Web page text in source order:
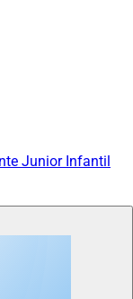
Junior Infantil